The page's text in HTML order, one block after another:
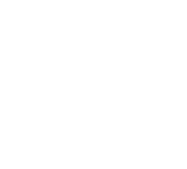
ocasión, el
y las
Misionales
sorpresa y